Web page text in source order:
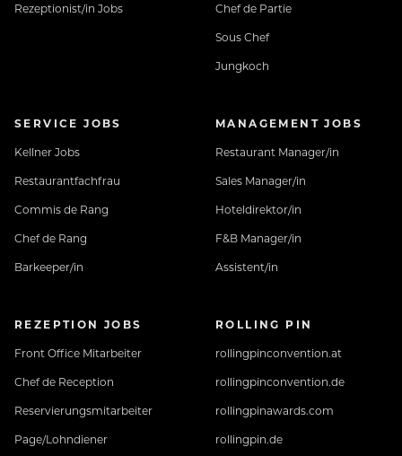
Rezeptionist/in Jobs
Chef de Partie
Sous Chef
Jungkoch
SERVICE JOBS
Kellner Jobs
Restaurantfachfrau
Commis de Rang
Chef de Rang
Barkeeper/in
MANAGEMENT JOBS
Restaurant Manager/in
Sales Manager/in
Hoteldirektor/in
F&B Manager/in
Assistent/in
REZEPTION JOBS
Front Office Mitarbeiter
Chef de Reception
Reservierungsmitarbeiter
Page/Lohndiener
ROLLING PIN
rollingpinconvention.at
rollingpinconvention.de
rollingpinawards.com
rollingpin.de